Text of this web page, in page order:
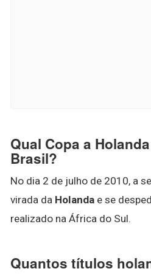
Qual Copa a
Brasil?
No dia 2 de julho de 2010, a
virada da Holanda e se
realizado na África do Sul.
Quantos títulos